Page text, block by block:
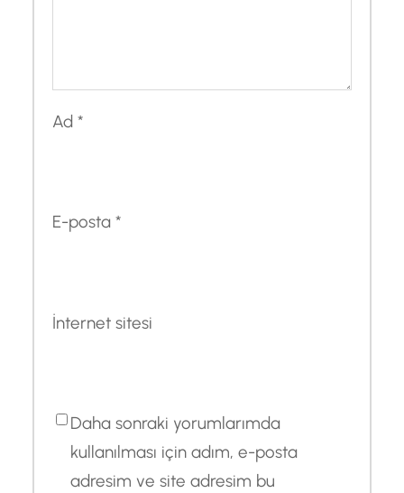
Ad *
E-posta *
İnternet sitesi
Daha sonraki yorumlarımda
kullanılması için adım, e-posta
adresim ve site adresim bu